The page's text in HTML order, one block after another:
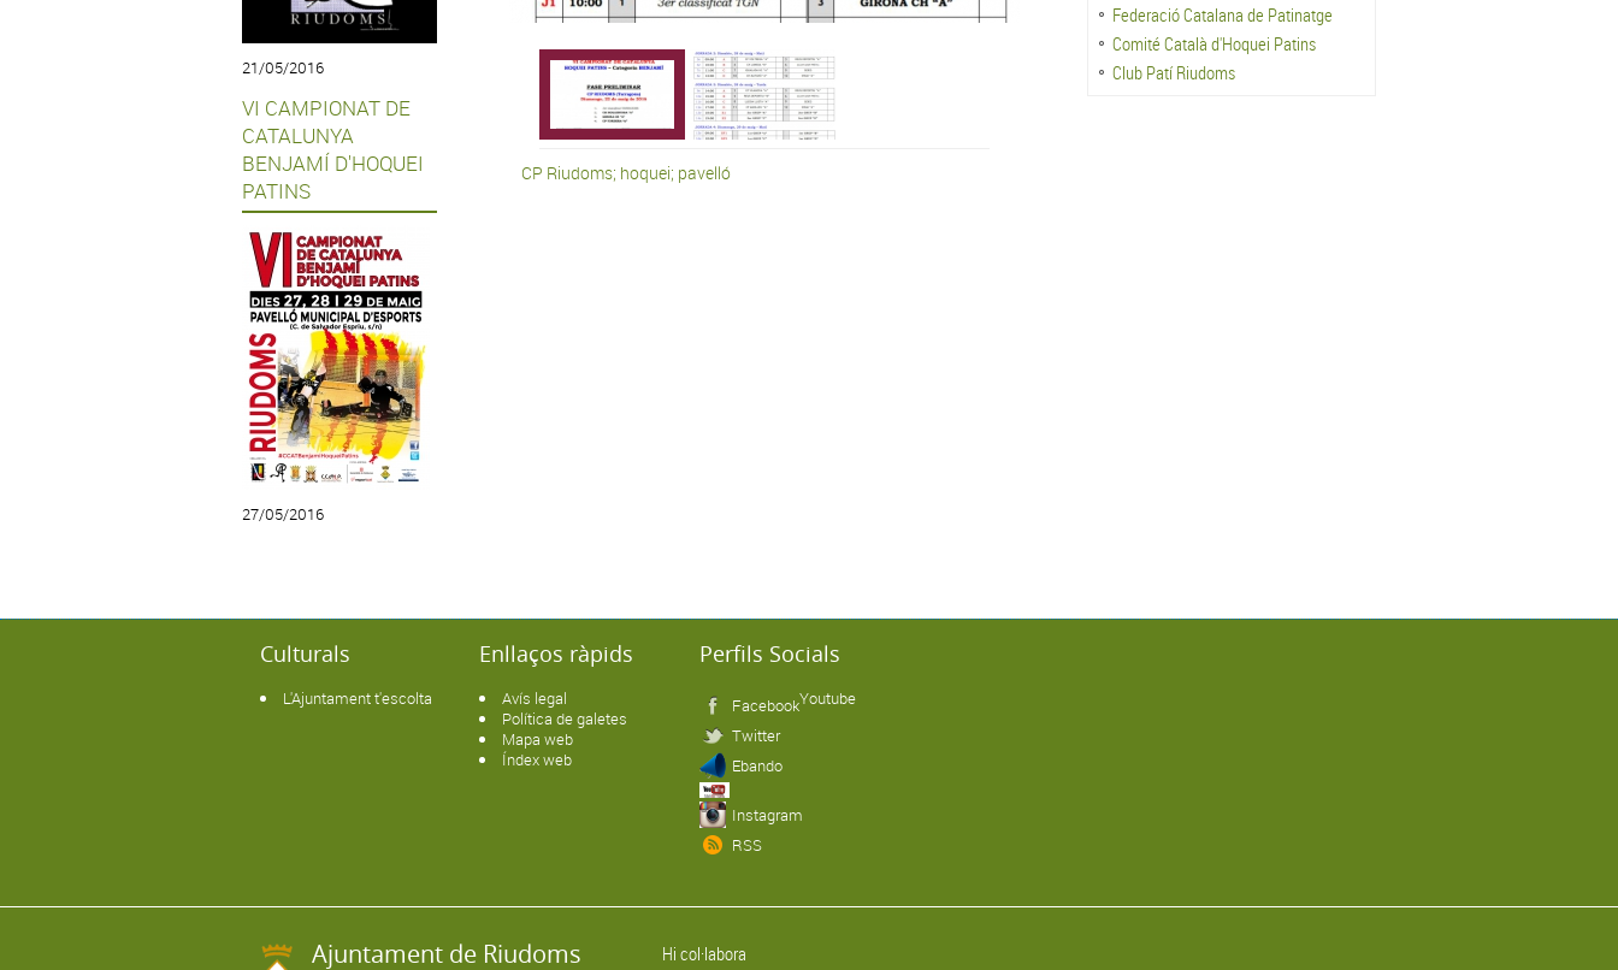
21/05/2016
VI CAMPIONAT DE
CATALUNYA
BENJAMÍ D'HOQUEI
PATINS
27/05/2016
Federació Catalana de Patinatge
Comité Català d'Hoquei Patins
Club Patí Riudoms
CP Riudoms; hoquei; pavelló
Culturals
L'Ajuntament t'escolta
Enllaços ràpids
Avís legal
Política de galetes
Mapa web
Índex web
Perfils Socials
Facebook
Twitter
Ebando
Youtube
Instagram
RSS
Ajuntament de Riudoms Hi col·labora